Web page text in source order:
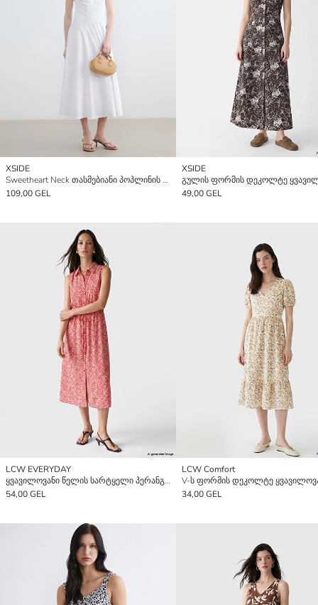
XSIDE
Sweetheart Neck თასმებიანი პოპლინის კაბა
109,00 GEL
XSIDE
49,00 GEL
LCW EVERYDAY
ყვავილოვანი წელის სარტყელი პერანგი კაბა
54,00 GEL
LCW Comfort
34,00 GEL